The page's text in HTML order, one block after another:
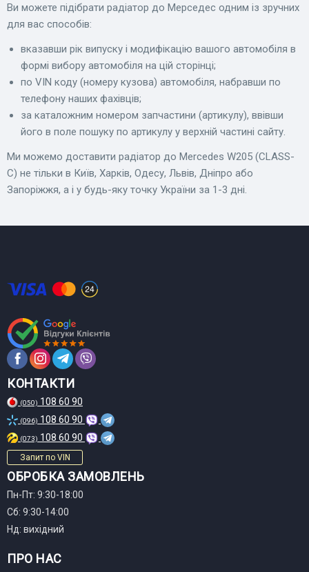
Ви можете підібрати радіатор до Мерседес одним із зручних
для вас способів:
вказавши рік випуску і модифікацію вашого автомобіля в
формі вибору автомобіля на цій сторінці;
по VIN коду (номеру кузова) автомобіля, набравши по
телефону наших фахівців;
за каталожним номером запчастини (артикулу), ввівши
його в поле пошуку по артикулу у верхній частині сайту.
Ми можемо доставити радіатор до Mercedes W205 (CLASS-
C) не тільки в Київ, Харків, Одесу, Львів, Дніпро або
Запоріжжя, а і у будь-яку точку України за 1-3 дні.
КОНТАКТИ
(050) 108 60 90
(096) 108 60 90
(073) 108 60 90
Запит по VIN
ОБРОБКА ЗАМОВЛЕНЬ
Пн-Пт: 9:30-18:00
Сб: 9:30-14:00
Нд: вихідний
ПРО НАС